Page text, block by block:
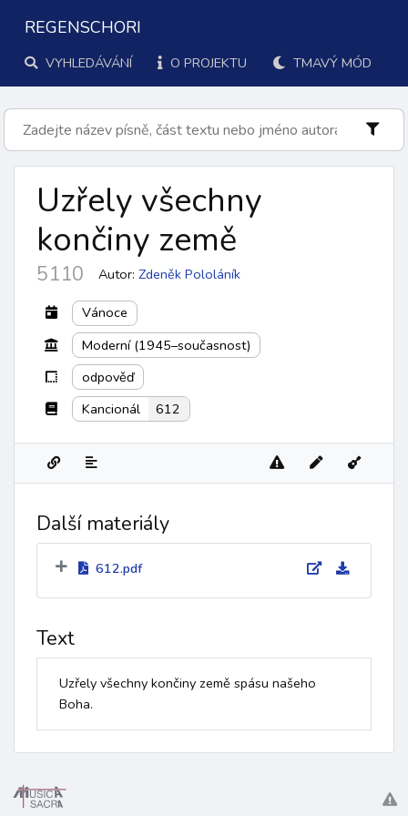
REGENSCHORI
VYHLEDÁVÁNÍ O PROJEKTU TMAVÝ MÓD
Uzřely všechny
končiny země
5110 Autor: Zdeněk Pololáník
Vánoce
Moderní (1945–současnost)
odpověď
Kancionál
612
Další materiály
612.pdf
Text
Uzřely všechny končiny země spásu našeho
Boha.